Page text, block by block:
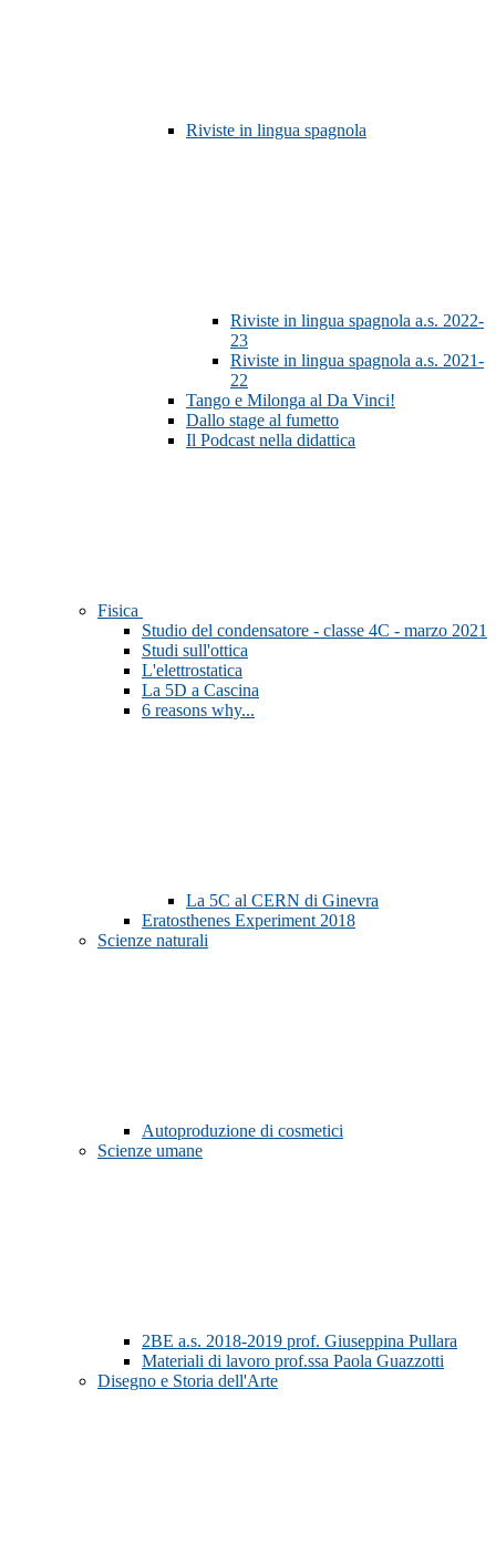
Riviste in lingua spagnola
Riviste in lingua spagnola a.s. 2022-
23
Riviste in lingua spagnola a.s. 2021-
22
Tango e Milonga al Da Vinci!
Dallo stage al fumetto
Il Podcast nella didattica
Fisica
Studio del condensatore - classe 4C - marzo 2021
Studi sull'ottica
L'elettrostatica
La 5D a Cascina
6 reasons why...
La 5C al CERN di Ginevra
Eratosthenes Experiment 2018
Scienze naturali
Autoproduzione di cosmetici
Scienze umane
2BE a.s. 2018-2019 prof. Giuseppina Pullara
Materiali di lavoro prof.ssa Paola Guazzotti
Disegno e Storia dell'Arte